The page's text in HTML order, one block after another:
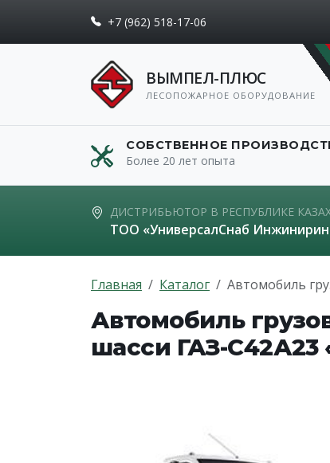
+7 (962) 518-17-06
ВЫМПЕЛ-ПЛЮС
ЛЕСОПОЖАРНОЕ ОБОРУДОВАНИЕ
СОБСТВЕННОЕ
Более 20 лет опыта
ДИСТРИБЬЮТОР В РЕСПУБЛИКЕ
ТОО «УниверсалСнаб
Главная Каталог Автомобиль
Автомобиль
шасси ГАЗ-С42А23